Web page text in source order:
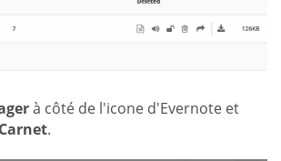
à côté de l'icone d'Evernote et
Carnet.